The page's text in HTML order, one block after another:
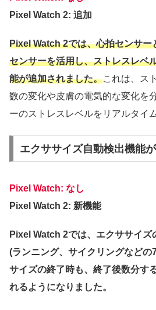
Pixel Watch 2: 追加
Pixel Watch 2では、心拍センサー
センサーを活用し、ストレスレベ
能が追加されました。これは、ス
数の変化や皮膚の電気的な変化を
ーのストレスレベルをリアルタイ
エクササイズ自動検出機能
Pixel Watch: なし
Pixel Watch 2: 新機能
Pixel Watch 2では、エクササイズ
(ランニング、サイクリングなどの
サイズの終了時も、終了後数分す
れるようになりました。